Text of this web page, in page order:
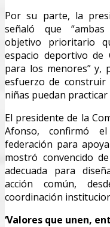
Por su parte, la
señaló que
objetivo prioritario
espacio deportivo de
para los menores” y,
esfuerzo de
niñas puedan
El presidente de la
Afonso, confirmó
federación para
mostró convencido
adecuada para
acción común,
coordinación
‘Valores que unen,